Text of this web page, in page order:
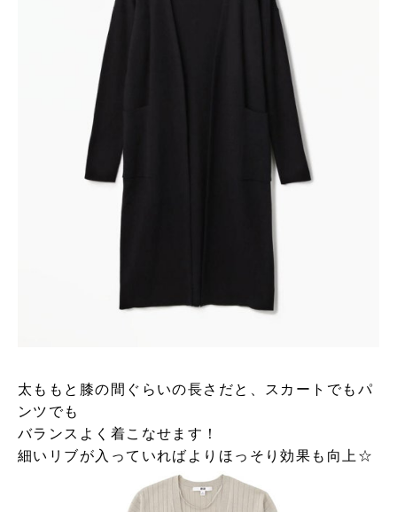
太ももと膝の間ぐらいの長さだと、スカートでもパ
ンツでも
バランスよく着こなせます！
細いリブが入っていればよりほっそり効果も向上☆